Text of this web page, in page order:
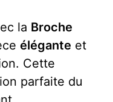
la Broche
élégante et
Cette
parfaite du